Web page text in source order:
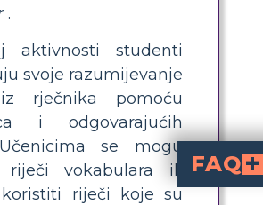
.
aktivnosti studenti
svoje razumijevanje
rječnika pomoću
i odgovarajućih
se mogu
riječi vokabulara ili
riječi koje su
FAQ